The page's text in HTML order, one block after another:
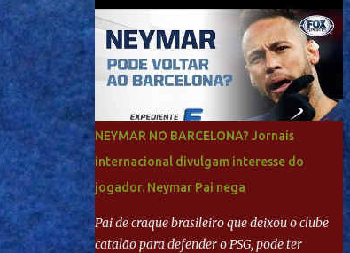
NEYMAR NO BARCELONA? Jornais
internacional divulgam interesse do
jogador. Neymar Pai nega
Pai de craque brasileiro que deixou o clube
catalão para defender o PSG, pode ter